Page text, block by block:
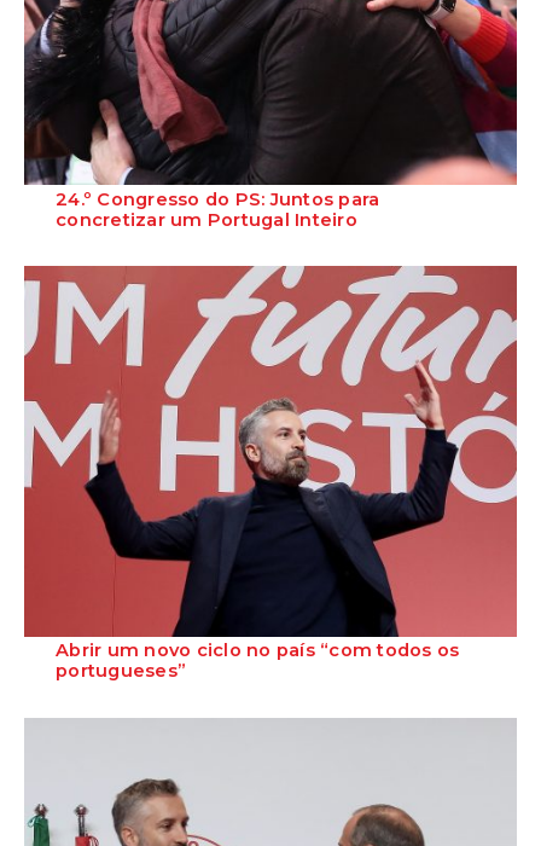
24.º Congresso do PS: Juntos para
concretizar um Portugal Inteiro
que falta resolver e responde...
Abrir um novo ciclo no país “com todos os
portugueses”